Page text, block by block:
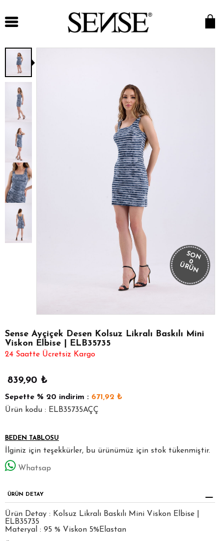
SON
0
ÜRÜN
Sense Ayçiçek Desen Kolsuz Likralı Baskılı Mini
Viskon Elbise | ELB35735
24 Saatte Ücretsiz Kargo
839,90 ₺
Sepette % 20 indirim : 671,92 ₺
Ürün kodu : ELB35735AÇÇ
BEDEN TABLOSU
İlginiz için teşekkürler, bu ürünümüz için stok tükenmiştir.
Whatsap
ÜRÜN DETAY
Ürün Detay : Kolsuz Likralı Baskılı Mini Viskon Elbise |
ELB35735
Materyal : 95 % Viskon 5%Elastan